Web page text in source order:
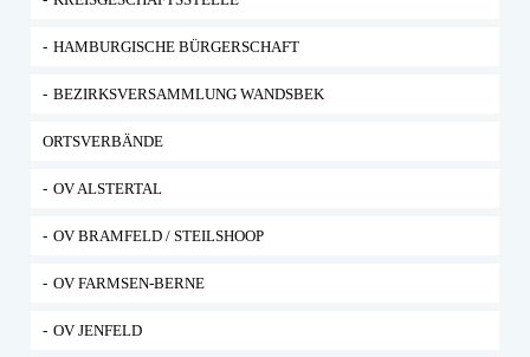
HAMBURGISCHE BÜRGERSCHAFT
BEZIRKSVERSAMMLUNG WANDSBEK
ORTSVERBÄNDE
OV ALSTERTAL
OV BRAMFELD / STEILSHOOP
OV FARMSEN-BERNE
OV JENFELD